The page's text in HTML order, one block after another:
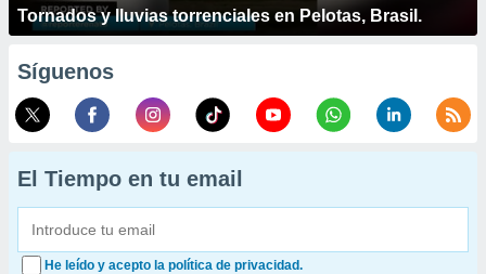
Tornados y lluvias torrenciales en Pelotas, Brasil.
Síguenos
El Tiempo en tu email
He leído y acepto la política de privacidad.